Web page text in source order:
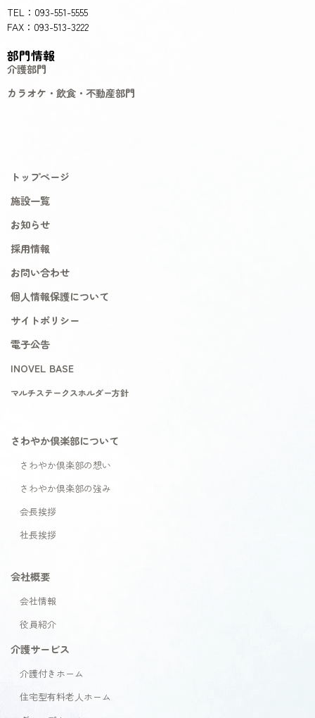
TEL：093-551-5555
FAX：093-513-3222
部門情報
介護部門
カラオケ・飲食・不動産部門
トップページ
施設一覧
お知らせ
採用情報
お問い合わせ
個人情報保護について
サイトポリシー
電子公告
INOVEL BASE
マルチステークスホルダー方針
さわやか倶楽部について
さわやか倶楽部の想い
さわやか倶楽部の強み
会長挨拶
社長挨拶
会社概要
会社情報
役員紹介
介護サービス
介護付きホーム
住宅型有料老人ホーム